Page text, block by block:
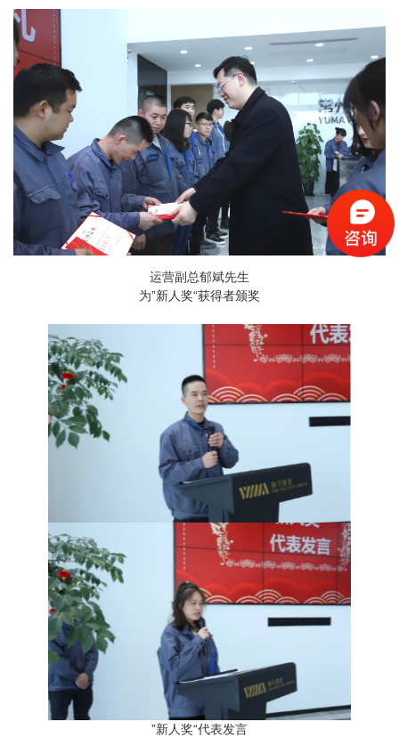
运营副总郁斌先生
为”新人奖“获得者颁奖
”新人奖“代表发言